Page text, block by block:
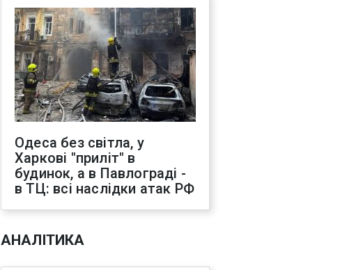
Одеса без світла, у
Харкові "приліт" в
будинок, а в Павлограді -
в ТЦ: всі наслідки атак РФ
АНАЛІТИКА